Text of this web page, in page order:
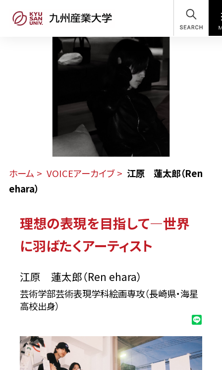
SEARCH
原
ehara）
ホーム VOICEアーカイブ
江原 蓮太郎（Ren
ehara）
理想の表現を目指して―世界
に羽ばたくアーティスト
江原 蓮太郎（Ren ehara）
芸術学部芸術表現学科絵画専攻（長崎県・海星
高校出身）